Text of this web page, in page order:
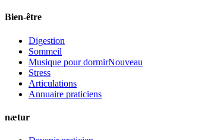
Bien-être
Digestion
Sommeil
Musique pour dormirNouveau
Stress
Articulations
Annuaire praticiens
nætur